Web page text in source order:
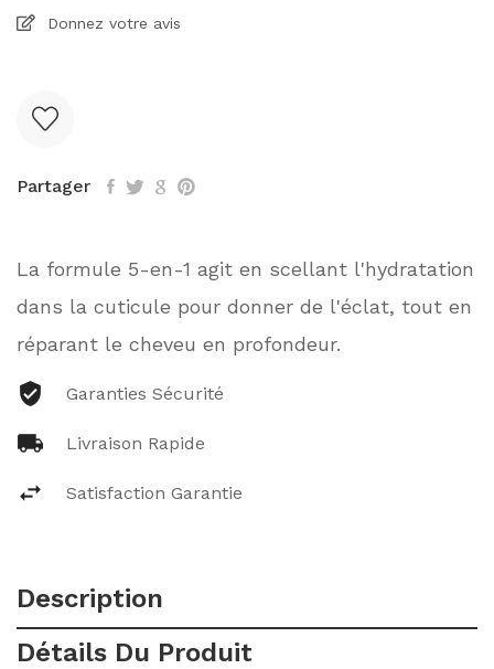
Donnez votre avis
Partager
La formule 5-en-1 agit en scellant l'hydratation
dans la cuticule pour donner de l'éclat, tout en
réparant le cheveu en profondeur.
Garanties Sécurité
Livraison Rapide
Satisfaction Garantie
Description
Détails Du Produit